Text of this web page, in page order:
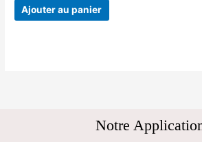
Ajouter au panier
Notre